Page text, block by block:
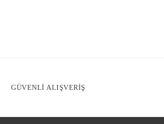
GÜVENLİ ALIŞVERİŞ